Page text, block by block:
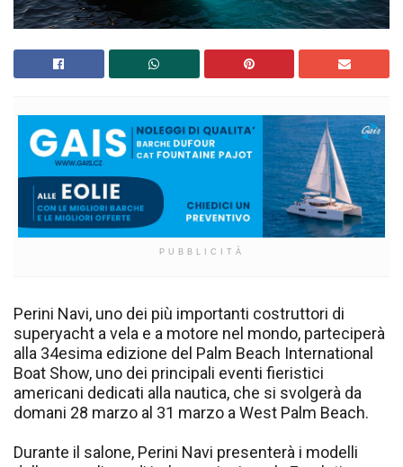
PUBBLICITÀ
Perini Navi, uno dei più importanti costruttori di
superyacht a vela e a motore nel mondo, parteciperà
alla 34esima edizione del Palm Beach International
Boat Show, uno dei principali eventi fieristici
americani dedicati alla nautica, che si svolgerà da
domani 28 marzo al 31 marzo a West Palm Beach.
Durante il salone, Perini Navi presenterà i modelli